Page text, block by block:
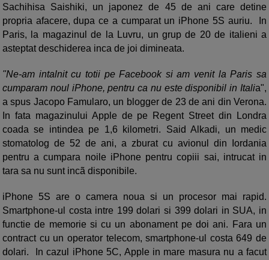
Sachihisa Saishiki, un japonez de 45 de ani care detine
propria afacere, dupa ce a cumparat un iPhone 5S auriu. In
Paris, la magazinul de la Luvru, un grup de 20 de italieni a
asteptat deschiderea inca de joi dimineata.
"Ne-am intalnit cu totii pe Facebook si am venit la Paris sa
cumparam noul iPhone, pentru ca nu este disponibil in Italia",
a spus Jacopo Famularo, un blogger de 23 de ani din Verona.
In fata magazinului Apple de pe Regent Street din Londra
coada se intindea pe 1,6 kilometri. Said Alkadi, un medic
stomatolog de 52 de ani, a zburat cu avionul din Iordania
pentru a cumpara noile iPhone pentru copiii sai, intrucat in
tara sa nu sunt incã disponibile.
iPhone 5S are o camera noua si un procesor mai rapid.
Smartphone-ul costa intre 199 dolari si 399 dolari in SUA, in
functie de memorie si cu un abonament pe doi ani. Fara un
contract cu un operator telecom, smartphone-ul costa 649 de
dolari. In cazul iPhone 5C, Apple in mare masura nu a facut